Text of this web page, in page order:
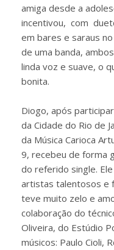
amiga desde a
incentivou, com
em bares e saraus
de uma banda,
linda voz e suave, o
bonita.
Diogo, após
da Cidade do Rio de
da Música Carioca
9, recebeu de forma
do referido single.
artistas talentosos e
teve muito zelo e
colaboração do
Oliveira, do Estúdio
músicos: Paulo Cioli,